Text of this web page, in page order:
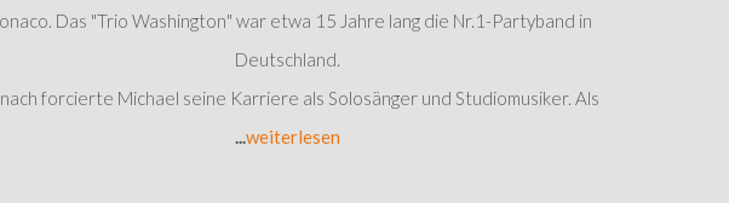
Das "Trio Washington" war etwa 15 Jahre lang die Nr.1-Partyband in
Deutschland.
forcierte Michael seine Karriere als Solosänger und Studiomusiker. Als
...weiterlesen